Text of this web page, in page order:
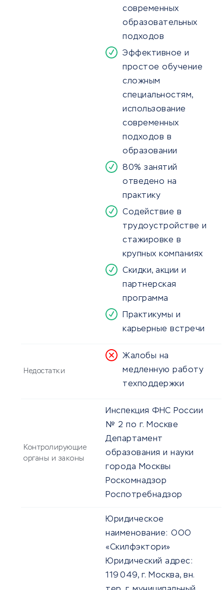
современных
образовательных
подходов
Эффективное и
простое обучение
сложным
специальностям,
использование
современных
подходов в
образовании
80% занятий
отведено на
практику
Содействие в
трудоустройстве и
стажировке в
крупных компаниях
Скидки, акции и
партнерская
программа
Практикумы и
карьерные встречи
Недостатки
Жалобы на
медленную работу
техподдержки
Контролирующие
органы и законы
Инспекция ФНС России
№ 2 по г. Москве
Департамент
образования и науки
города Москвы
Роскомнадзор
Роспотребнадзор
Юридическое
наименование: ООО
«Скилфэктори»
Юридический адрес:
119 049, г. Mосква, вн.